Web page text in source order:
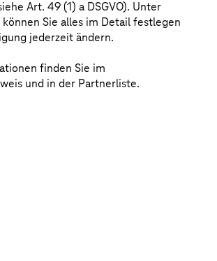
raffinierter. Vor diesen
müssen Lösungen für
wie die Firewall
schützen: Mit derFortinet
Art. 49 (1) a DSGVO). Unter
können Sie alles im Detail festlegen
jederzeit ändern.
finden Sie im
und in der Partnerliste.